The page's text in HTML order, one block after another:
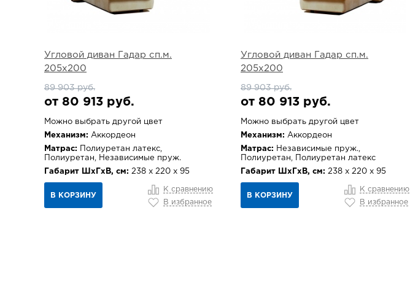
Угловой диван Гадар сп.м.
205х200
89 903 руб.
от 80 913 руб.
Можно выбрать другой цвет
Механизм: Аккордеон
Матрас: Полиуретан латекс,
Полиуретан, Независимые пруж.
Габарит ШхГхВ, см: 238 х 220 х 95
В КОРЗИНУ
К сравнению
В избранное
Угловой диван Гадар сп.м.
205х200
89 903 руб.
от 80 913 руб.
Можно выбрать другой цвет
Механизм: Аккордеон
Матрас: Независимые пруж.,
Полиуретан, Полиуретан латекс
Габарит ШхГхВ, см: 238 х 220 х 95
В КОРЗИНУ
К сравнению
В избранное